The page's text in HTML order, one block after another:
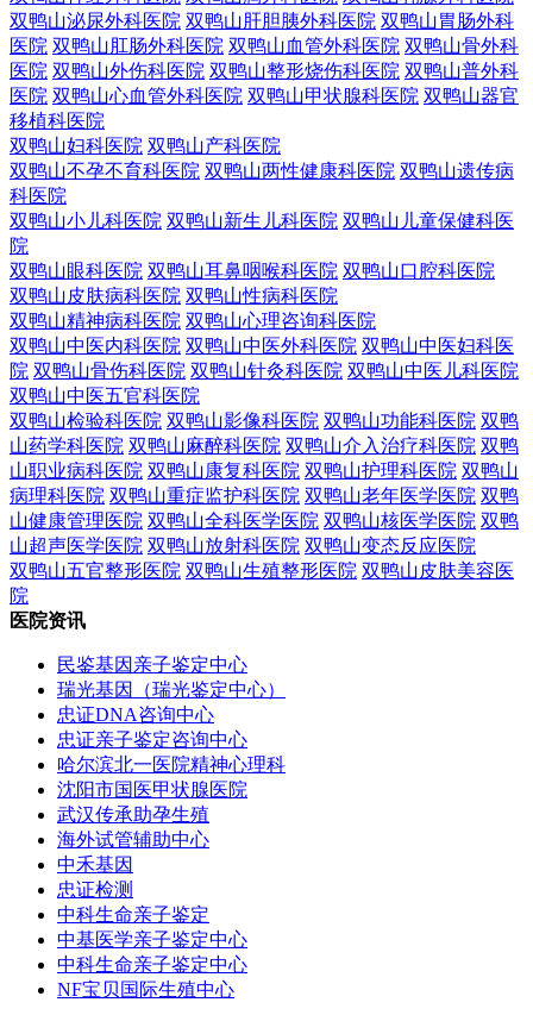
双鸭山泌尿外科医院 双鸭山肝胆胰外科医院 双鸭山胃肠外科
医院 双鸭山肛肠外科医院 双鸭山血管外科医院 双鸭山骨外科
医院 双鸭山外伤科医院 双鸭山整形烧伤科医院 双鸭山普外科
医院 双鸭山心血管外科医院 双鸭山甲状腺科医院 双鸭山器官
移植科医院
双鸭山妇科医院 双鸭山产科医院
双鸭山不孕不育科医院 双鸭山两性健康科医院 双鸭山遗传病
科医院
双鸭山小儿科医院 双鸭山新生儿科医院 双鸭山儿童保健科医
院
双鸭山眼科医院 双鸭山耳鼻咽喉科医院 双鸭山口腔科医院
双鸭山皮肤病科医院 双鸭山性病科医院
双鸭山精神病科医院 双鸭山心理咨询科医院
双鸭山中医内科医院 双鸭山中医外科医院 双鸭山中医妇科医
院 双鸭山骨伤科医院 双鸭山针灸科医院 双鸭山中医儿科医院
双鸭山中医五官科医院
双鸭山检验科医院 双鸭山影像科医院 双鸭山功能科医院 双鸭
山药学科医院 双鸭山麻醉科医院 双鸭山介入治疗科医院 双鸭
山职业病科医院 双鸭山康复科医院 双鸭山护理科医院 双鸭山
病理科医院 双鸭山重症监护科医院 双鸭山老年医学医院 双鸭
山健康管理医院 双鸭山全科医学医院 双鸭山核医学医院 双鸭
山超声医学医院 双鸭山放射科医院 双鸭山变态反应医院
双鸭山五官整形医院 双鸭山生殖整形医院 双鸭山皮肤美容医
院
医院资讯
民鉴基因亲子鉴定中心
瑞光基因（瑞光鉴定中心）
忠证DNA咨询中心
忠证亲子鉴定咨询中心
哈尔滨北一医院精神心理科
沈阳市国医甲状腺医院
武汉传承助孕生殖
海外试管辅助中心
中禾基因
忠证检测
中科生命亲子鉴定
中基医学亲子鉴定中心
中科生命亲子鉴定中心
NF宝贝国际生殖中心